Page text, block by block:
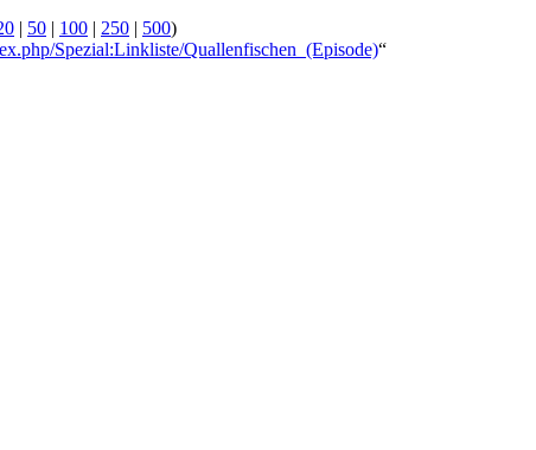
| 50 | 100 | 250 | 500)
Spezial:Linkliste/Quallenfischen_(Episode)“